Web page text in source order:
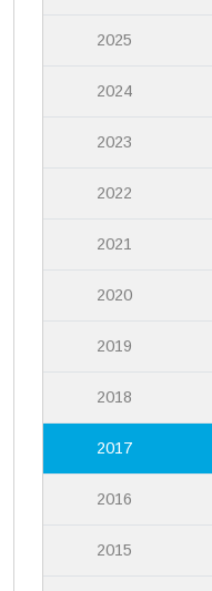
2025
2024
2023
2022
2021
2020
2019
2018
2017
2016
2015